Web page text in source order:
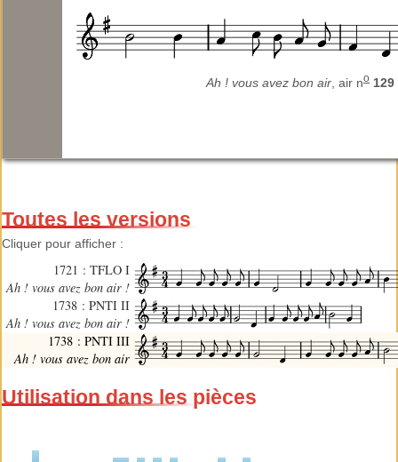
Ah ! vous avez bon air , air no 129
Toutes les versions
Cliquer pour afficher :
1721 : TFLO I
Ah ! vous avez bon air !
1738 : PNTI II
Ah ! vous avez bon air !
1738 : PNTI III
Ah ! vous avez bon air
Utilisation dans les pièces